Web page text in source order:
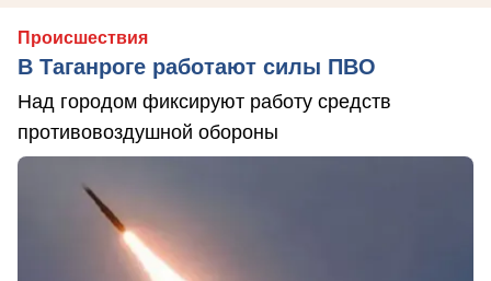
Происшествия
В Таганроге работают силы ПВО
Над городом фиксируют работу средств
противовоздушной обороны